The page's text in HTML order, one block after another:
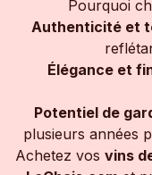
Pourquoi
Authenticité et
Élégance et
Potentiel de
plusieurs années
Achetez vos vins